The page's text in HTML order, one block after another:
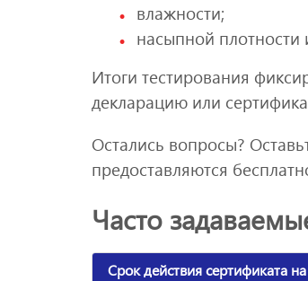
влажности;
насыпной плотности
Итоги тестирования
декларацию или
Остались вопросы?
предоставляются
Часто
Срок действия сертификата